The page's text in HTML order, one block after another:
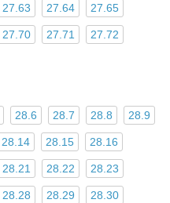
27.63 27.64 27.65
27.70 27.71 27.72
28.6 28.7 28.8 28.9
28.14 28.15 28.16
28.21 28.22 28.23
28.28 28.29 28.30